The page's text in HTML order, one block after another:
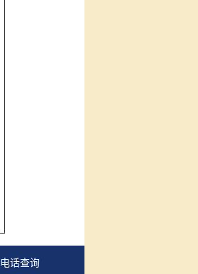
电话查询